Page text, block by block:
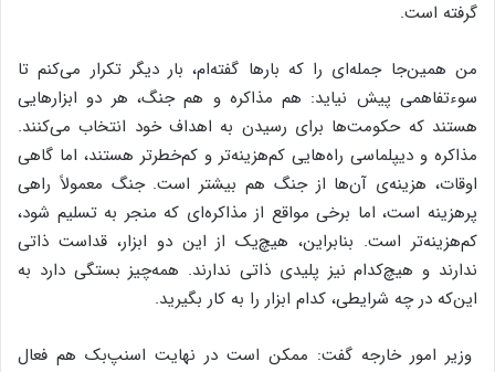
گرفته است.
من همین‌جا جمله‌ای را که بارها گفته‌ام، بار دیگر تکرار می‌کنم تا
سوء‌تفاهمی پیش نیاید: هم مذاکره و هم جنگ، هر دو ابزارهایی
هستند که حکومت‌ها برای رسیدن به اهداف خود انتخاب می‌کنند.
مذاکره و دیپلماسی راه‌هایی کم‌هزینه‌تر و کم‌خطرتر هستند، اما گاهی
اوقات، هزینه‌ی آن‌ها از جنگ هم بیشتر است. جنگ معمولاً راهی
پرهزینه است، اما برخی مواقع از مذاکره‌ای که منجر به تسلیم شود،
کم‌هزینه‌تر است. بنابراین، هیچ‌یک از این دو ابزار، قداست ذاتی
ندارند و هیچ‌کدام نیز پلیدی ذاتی ندارند. همه‌چیز بستگی دارد به
این‌که در چه شرایطی، کدام ابزار را به کار بگیرید.
وزیر امور خارجه گفت: ممکن است در نهایت اسنپ‌بک هم فعال